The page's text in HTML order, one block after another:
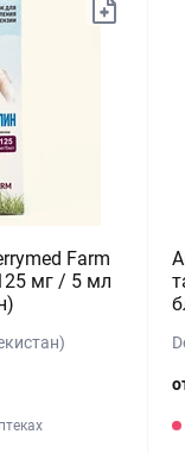
Farm
мг / 5 мл